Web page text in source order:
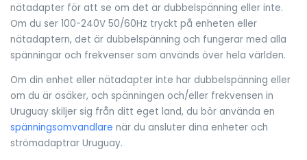
nätadapter för att se om det är dubbelspänning eller inte.
Om du ser 100-240V 50/60Hz tryckt på enheten eller
nätadaptern, det är dubbelspänning och fungerar med alla
spänningar och frekvenser som används över hela världen.
Om din enhet eller nätadapter inte har dubbelspänning eller
om du är osäker, och spänningen och/eller frekvensen in
Uruguay skiljer sig från ditt eget land, du bör använda en
spänningsomvandlare när du ansluter dina enheter och
strömadaptrar Uruguay.